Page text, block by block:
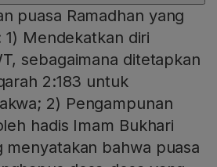
puasa Ramadhan yang
Mendekatkan diri
sebagaimana ditetapkan
2:183 untuk
2) Pengampunan
hadis Imam Bukhari
menyatakan bahwa puasa